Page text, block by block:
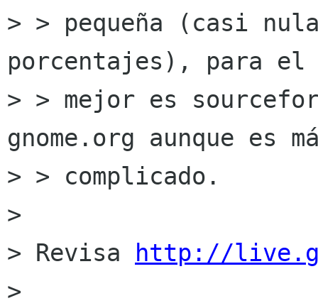
> > pequeña (casi
porcentajes), para
> > mejor es
gnome.org aunque es
> > complicado.
>
> Revisa
http://
>